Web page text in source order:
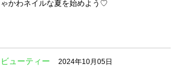
ゃかわネイルな夏を始めよう♡
ビューティー 2024年10月05日